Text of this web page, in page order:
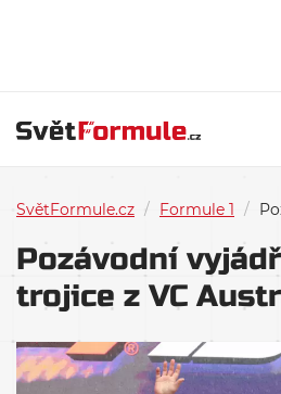
SvětFormule.cz / Formule 1 /
Pozávodní
trojice z VC